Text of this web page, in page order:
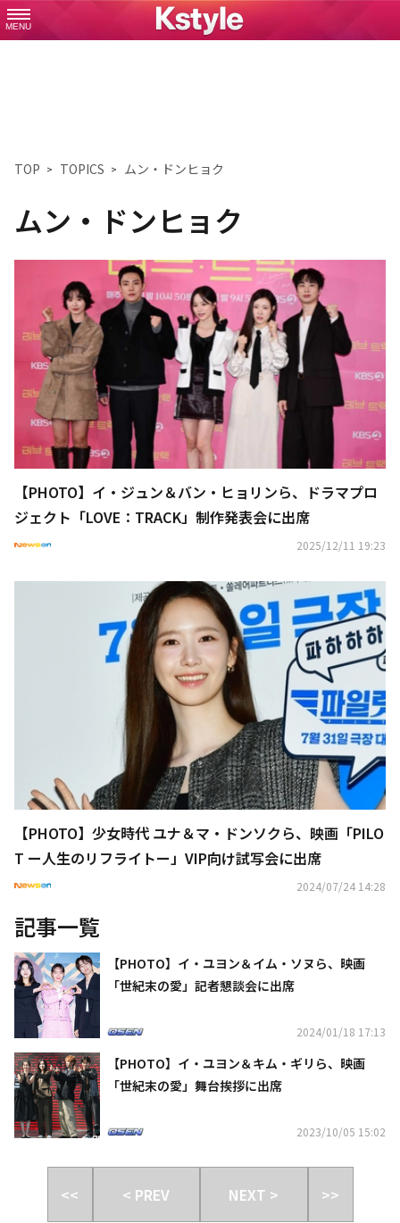
MENU
TOP TOPICS ムン・ドンヒョク
ムン・ドンヒョク
【PHOTO】イ・ジュン＆バン・ヒョリンら、ドラマプロ
ジェクト「LOVE：TRACK」制作発表会に出席
2025/12/11 19:23
【PHOTO】少女時代 ユナ＆マ・ドンソクら、映画「PILO
T ー人生のリフライトー」VIP向け試写会に出席
2024/07/24 14:28
記事一覧
【PHOTO】イ・ユヨン＆イム・ソヌら、映画
「世紀末の愛」記者懇談会に出席
2024/01/18 17:13
【PHOTO】イ・ユヨン＆キム・ギリら、映画
「世紀末の愛」舞台挨拶に出席
2023/10/05 15:02
<< < PREV NEXT > >>